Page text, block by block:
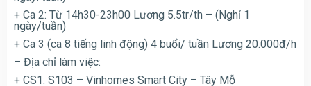
+ Ca 2: Từ 14h30-23h00 Lương 5.5tr/th – (Nghỉ 1
ngày/tuần)
+ Ca 3 (ca 8 tiếng linh động) 4 buổi/ tuần Lương 20.000đ/h
– Địa chỉ làm việc:
+ CS1: S103 – Vinhomes Smart City – Tây Mỗ